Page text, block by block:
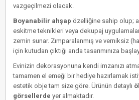
vazgeçilmezi olacak.
Boyanabilir ahşap özelliğine sahip olup;
eskitme teknikleri veya dekupaj
zemin sunar. Zımparalanmış ve verniksiz
için kutudan çıktığı anda tasarımınıza
Evinizin dekorasyonuna kendi imzanızı
tamamen el emeği bir hediye hazırlamak
estetik obje tam size göre. Ürünün detaylı
görsellerde yer almaktadır.